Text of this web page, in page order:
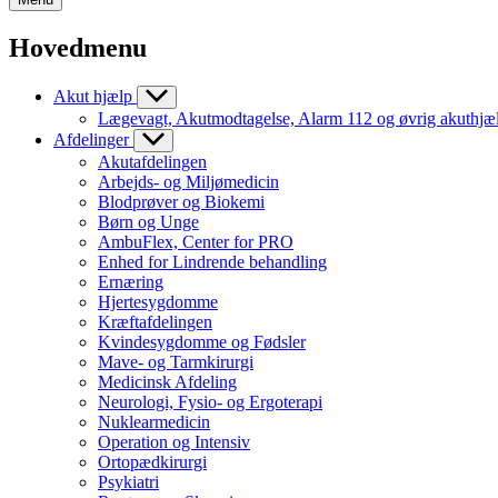
Hovedmenu
Akut hjælp
Lægevagt, Akutmodtagelse, Alarm 112 og øvrig
Afdelinger
Akutafdelingen
Arbejds- og Miljømedicin
Blodprøver og Biokemi
Børn og Unge
AmbuFlex, Center for PRO
Enhed for Lindrende behandling
Ernæring
Hjertesygdomme
Kræftafdelingen
Kvindesygdomme og Fødsler
Mave- og Tarmkirurgi
Medicinsk Afdeling
Neurologi, Fysio- og Ergoterapi
Nuklearmedicin
Operation og Intensiv
Ortopædkirurgi
Psykiatri